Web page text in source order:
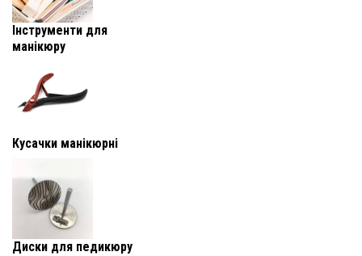
Інструменти для
манікюру
Кусачки манікюрні
Диски для педикюру